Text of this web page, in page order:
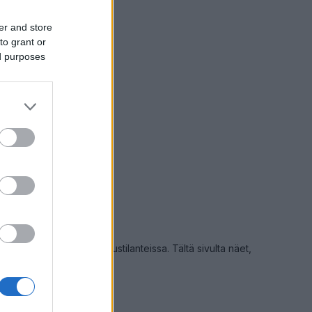
and store
grant or
purposes
Liikennemäärä
kpl/h(+12 kpl/h)
välillä Ylivieska
Ylivieska Alavieska →
20:49
takia tai onnettomuustilanteissa. Tältä sivulta näet,